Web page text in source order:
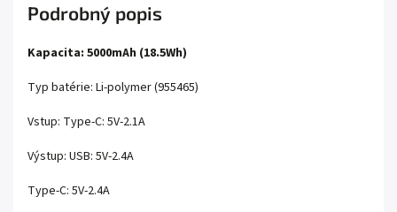
Podrobný popis
Kapacita: 5000mAh (18.5Wh)
Typ batérie: Li-polymer (955465)
Vstup: Type-C: 5V-2.1A
Výstup: USB: 5V-2.4A
Type-C: 5V-2.4A